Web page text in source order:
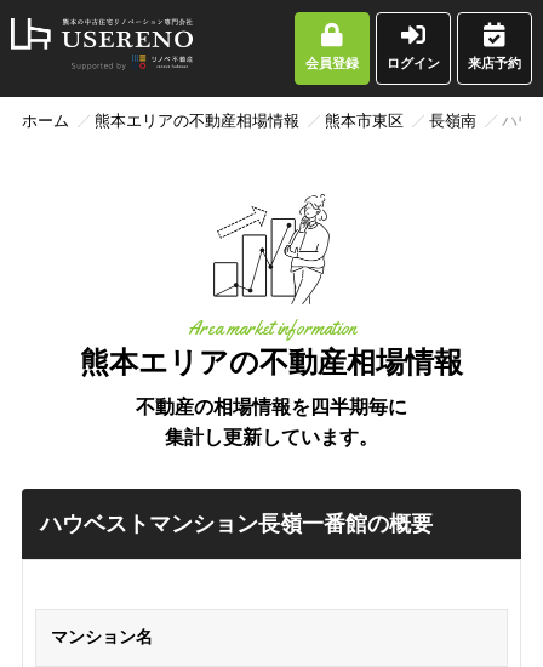
会員登録 ログイン 来店予約
ホーム 熊本エリアの不動産相場情報 熊本市東区 長嶺南 ハウ
熊本エリアの不動産相場情報
Area market information
不動産の相場情報を四半期毎に
集計し更新しています。
ハウベストマンション長嶺一番館の概要
マンション名